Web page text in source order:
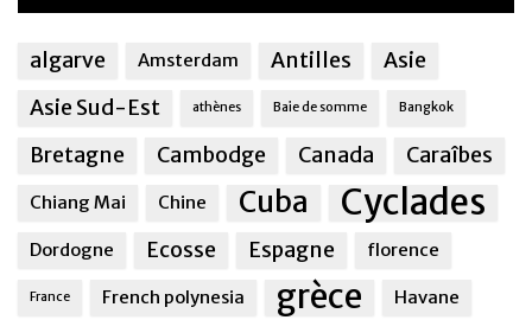
algarve Amsterdam Antilles
Asie
Asie Sud-Est
athènes Baie de somme Bangkok
Bretagne Cambodge Canada Caraîbes
Chiang Mai Chine Cuba Cyclades
Dordogne Ecosse Espagne florence
France French polynesia grèce Havane